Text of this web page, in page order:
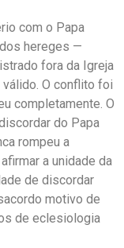
com o Papa
hereges —
fora da Igreja
O conflito foi
completamente. O
do Papa
rompeu a
a unidade da
de discordar
motivo de
de eclesiologia